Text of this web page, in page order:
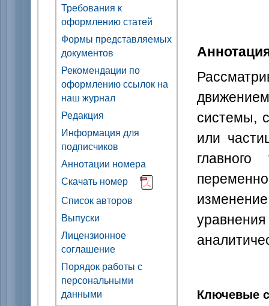
Требования к
оформлению статей
Формы представляемых
документов
Рекомендации по
оформлению ссылок на
наш журнал
Редакция
Информация для
подписчиков
Аннотации номера
Скачать номер
Список авторов
Выпуски
Лицензионное
соглашение
Порядок работы с
персональными
данными
системы,
или
Ключевые